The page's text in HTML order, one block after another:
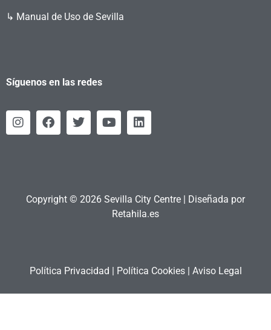
↳ Manual de Uso de Sevilla
Síguenos en las redes
Copyright © 2026 Sevilla City Centre | Diseñada por
Retahila.es
Política Privacidad Política Cookies| Aviso Legal